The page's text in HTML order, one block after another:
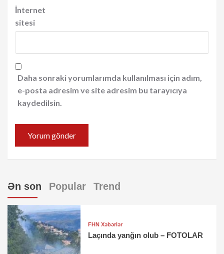
İnternet
sitesi
Daha sonraki yorumlarımda kullanılması için adım,
e-posta adresim ve site adresim bu tarayıcıya
kaydedilsin.
Ən son Popular Trend
FHN Xəbərlər
Laçında yanğın olub – FOTOLAR